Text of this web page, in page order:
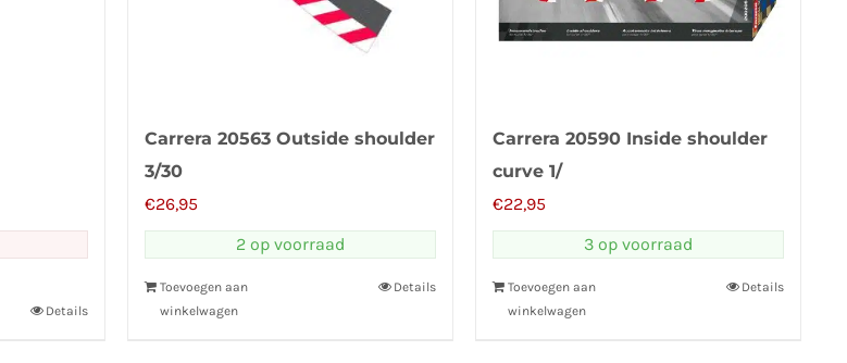
Details
Carrera 20563 Outside shoulder
3/30
€26,95
2 op voorraad
Toevoegen aan
winkelwagen
Details
Carrera 20590 Inside shoulder
curve 1/
€22,95
3 op voorraad
Toevoegen aan
winkelwagen
Details